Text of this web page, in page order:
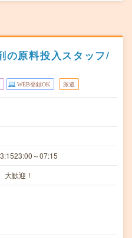
の原料投入スタッフ/
WEB登録OK 派遣
～07:15
大歓迎！